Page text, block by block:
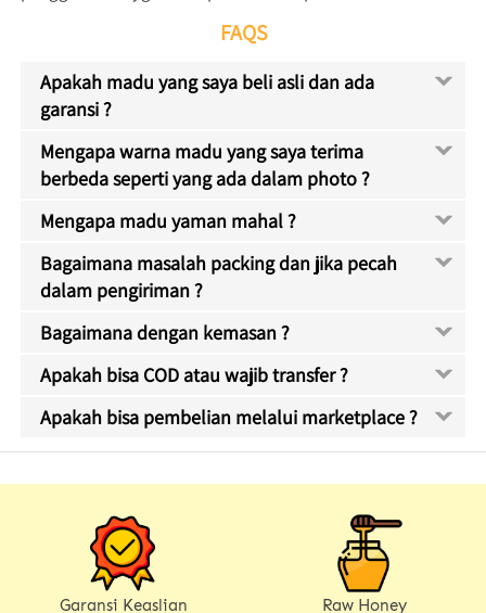
FAQS
Apakah madu yang saya beli asli dan ada
garansi ?
Mengapa warna madu yang saya terima
berbeda seperti yang ada dalam photo ?
Mengapa madu yaman mahal ?
Bagaimana masalah packing dan jika pecah
dalam pengiriman ?
Bagaimana dengan kemasan ?
Apakah bisa COD atau wajib transfer ?
Apakah bisa pembelian melalui marketplace ?
Garansi Keaslian
Raw Honey